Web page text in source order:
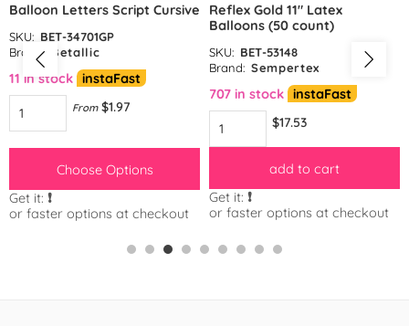
Balloon Letters Script Cursive
SKU: BET-34701GP
Brand:
Betallic
11 in stock instaFast
From $1.97
Choose Options
Get it: ❗️
or faster options at checkout
Reflex Gold 11″ Latex
Balloons (50 count)
SKU: BET-53148
Brand: Sempertex
707 in stock instaFast
$17.53
add to cart
Get it: ❗️
or faster options at checkout